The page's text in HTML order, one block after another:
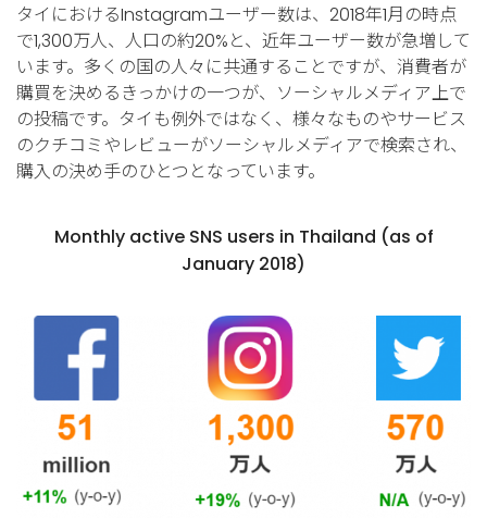
タイにおけるInstagramユーザー数は、2018年1月の時点
で1,300万人、人口の約20%と、近年ユーザー数が急増して
います。多くの国の人々に共通することですが、消費者が
購買を決めるきっかけの一つが、ソーシャルメディア上で
の投稿です。タイも例外ではなく、様々なものやサービス
のクチコミやレビューがソーシャルメディアで検索され、
購入の決め手のひとつとなっています。
Monthly active SNS users in Thailand (as of
January 2018)